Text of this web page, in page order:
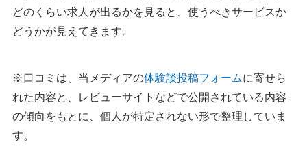
どのくらい求人が出るかを見ると、使うべきサービスか
どうかが見えてきます。
※口コミは、当メディアの体験談投稿フォームに寄せら
れた内容と、レビューサイトなどで公開されている内容
の傾向をもとに、個人が特定されない形で整理していま
す。